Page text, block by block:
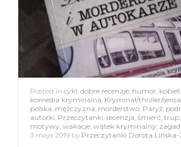
Posted in cykl, dobre recenzje, humor,
komedia kryminalna, Kryminał/thriller/
polska, mężczyzna, morderstwo, Paryż,
autorki, Przeczytanki, recenzja, śmierć, trup,
motywy, wakacje, wątek kryminalny,
3 maja 2019 by Przeczytanki Dorota Lińska-